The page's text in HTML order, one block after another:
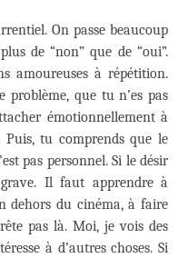
On passe beaucoup
de “non” que de “oui”.
amoureuses à répétition.
problème, que tu n’es pas
émotionnellement à
tu comprends que le
pas personnel. Si le désir
Il faut apprendre à
dehors du cinéma, à faire
pas là. Moi, je vois des
à d’autres choses. Si